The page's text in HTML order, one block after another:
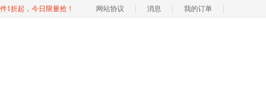
1折起，今日限量抢！ 网站协议 消息 我的订单